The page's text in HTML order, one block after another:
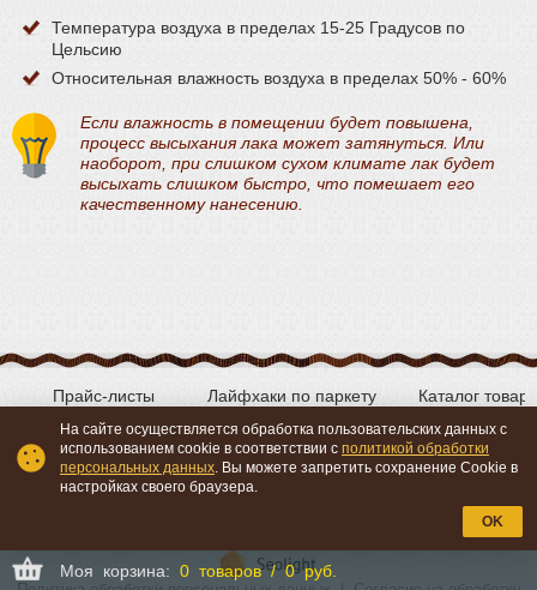
Моя корзина: 0 товаров / 0 руб.
Температура воздуха в пределах 15-25 Градусов по
Цельсию
Относительная влажность воздуха в пределах 50% - 60%
Если влажность в помещении будет повышена,
процесс высыхания лака может затянуться. Или
наоборот, при слишком сухом климате лак будет
высыхать слишком быстро, что помешает его
качественному нанесению.
Лайфхаки по паркету Каталог
Прайс-листы
На сайте осуществляется обработка пользовательских данных с
использованием cookie в соответствии с политикой обработки
персональных данных. Вы можете запретить сохранение Cookie в
настройках своего браузера.
OK